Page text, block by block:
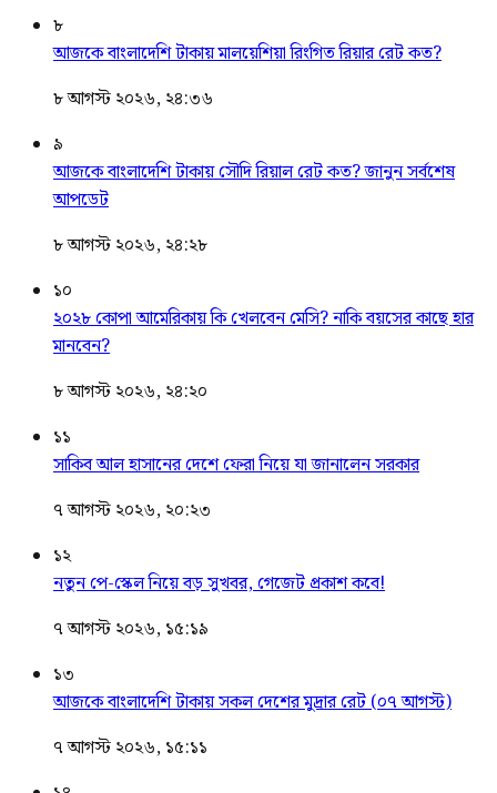
৮
আজকে বাংলাদেশি টাকায় মালয়েশিয়া রিংগিত রিয়ার রেট কত?
৮ আগস্ট ২০২৬, ২৪:৩৬
৯
আজকে বাংলাদেশি টাকায় সৌদি রিয়াল রেট কত? জানুন সর্বশেষ
আপডেট
৮ আগস্ট ২০২৬, ২৪:২৮
১০
২০২৮ কোপা আমেরিকায় কি খেলবেন মেসি? নাকি বয়সের কাছে হার
মানবেন?
৮ আগস্ট ২০২৬, ২৪:২০
১১
সাকিব আল হাসানের দেশে ফেরা নিয়ে যা জানালেন সরকার
৭ আগস্ট ২০২৬, ২০:২৩
১২
নতুন পে-স্কেল নিয়ে বড় সুখবর, গেজেট প্রকাশ কবে!
৭ আগস্ট ২০২৬, ১৫:১৯
১৩
আজকে বাংলাদেশি টাকায় সকল দেশের মুদ্রার রেট (০৭ আগস্ট)
৭ আগস্ট ২০২৬, ১৫:১১